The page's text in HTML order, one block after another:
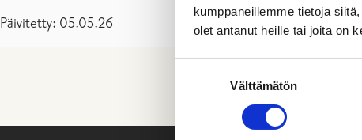
kumppaneillemme tietoja
olet antanut heille tai joita on
Välttämätön
Päivitetty: 05.05.26